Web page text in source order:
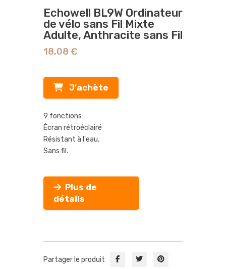
Echowell BL9W Ordinateur
de vélo sans Fil Mixte
Adulte, Anthracite sans Fil
18,08 €
J'achète
9 fonctions
Écran rétroéclairé
Résistant à l'eau.
Sans fil.
Plus de
détails
Partager le produit